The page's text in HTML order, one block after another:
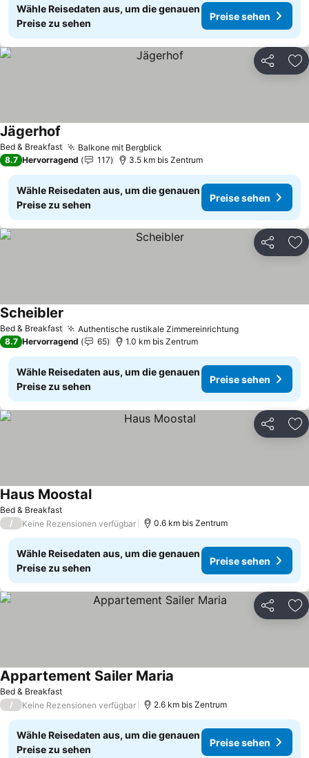
Wähle Reisedaten aus, um die genauen
Preise zu sehen
Preise sehen
Teilen
Bed & Breakfast Balkone mit Bergblick
Jägerhof
8.7 Hervorragend 117 3.5 km bis Zentrum
Wähle Reisedaten aus, um die genauen
Preise zu sehen
Preise sehen
Teilen
Bed & Breakfast Authentische rustikale Zimmereinrichtung
Scheibler
8.7 Hervorragend 65 1.0 km bis Zentrum
Wähle Reisedaten aus, um die genauen
Preise zu sehen
Preise sehen
Teilen
Bed & Breakfast
Haus Moostal
/ Keine Rezensionen verfügbar 0.6 km bis Zentrum
Wähle Reisedaten aus, um die genauen
Preise zu sehen
Preise sehen
Teilen
Bed & Breakfast
Appartement Sailer Maria
/ Keine Rezensionen verfügbar 2.6 km bis Zentrum
Wähle Reisedaten aus, um die genauen
Preise zu sehen
Preise sehen